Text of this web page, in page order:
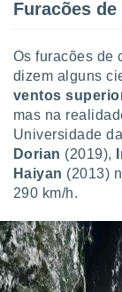
Furacões
Os furacões de
dizem alguns
ventos
mas na
Universidade
Dorian (2019),
Haiyan (2013)
290 km/h.